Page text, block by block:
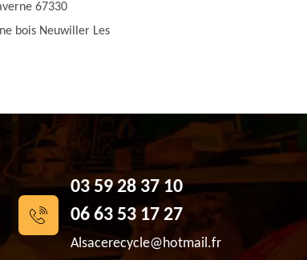
67330
bois Neuwiller Les
03 59 28 37 10
06 63 53 17 27
Alsacerecycle@hotmail.fr